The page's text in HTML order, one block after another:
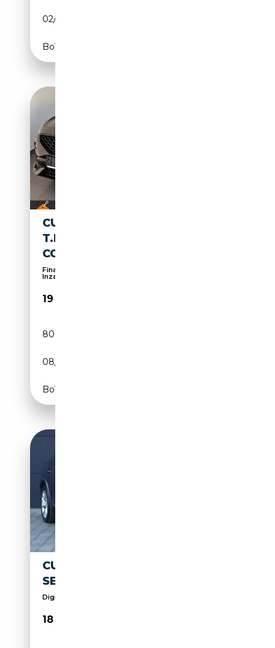
02/2024
Boîte manuelle
CUPRA FORMENTOR
T.LEDER,NAVI,LED,KAMERA,A
CC,SH,PDC,+WR
Finanzierung ab 6,29% / Sofortankauf &
Inzahlungna...
19 800€
80 732 km
08/2022
Boîte automatique
CUPRA FORMENTOR 2.0 TDI
SEDILI SPORTIVI
Digital Cockpit, Lane&Front Assist, Adaptive Cruis
18 890€